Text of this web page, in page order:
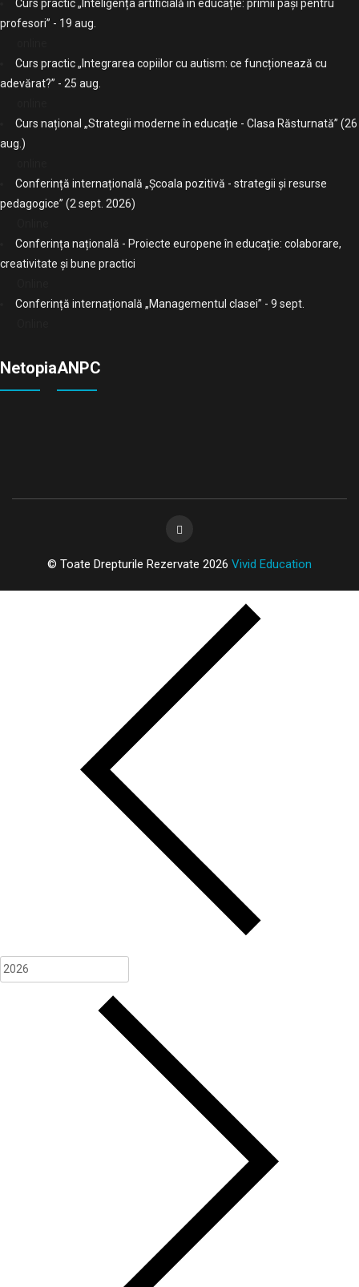
Curs practic „Inteligența artificială în educație: primii pași pentru
profesori” - 19 aug.
Curs practic „Integrarea copiilor cu autism: ce funcționează cu
adevărat?” - 25 aug.
Curs național „Strategii moderne în educație - Clasa Răsturnată” (26
aug.)
Conferință internațională „Școala pozitivă - strategii și resurse
pedagogice” (2 sept. 2026)
Conferința națională - Proiecte europene în educație: colaborare,
creativitate și bune practici
Conferință internațională „Managementul clasei” - 9 sept.
NetopiaANPC
© Toate Drepturile Rezervate 2026 Vivid Education